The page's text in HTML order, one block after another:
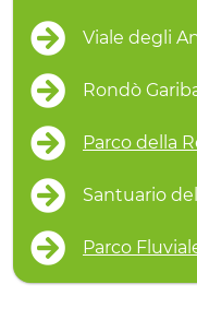
Viale degli
Rondò
Parco della
Santuario
Parco